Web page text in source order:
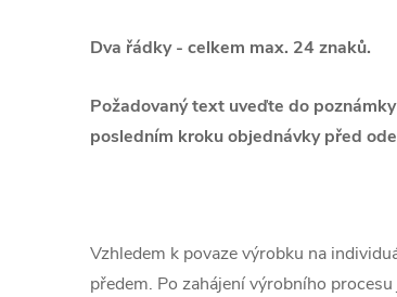
Dva řádky - celkem max. 24 znaků.
Požadovaný text uveďte do
posledním kroku objednávky před
Vzhledem k povaze výrobku na
předem. Po zahájení výrobního